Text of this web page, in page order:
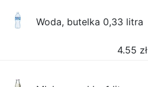
Woda, butelka 0,33 litra
4.55 zł